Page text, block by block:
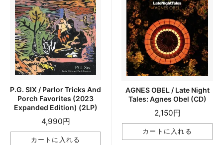
P.G. SIX / Parlor Tricks And
Porch Favorites (2023
Expanded Edition) (2LP)
4,990円
AGNES OBEL / Late Night
Tales: Agnes Obel (CD)
2,150円